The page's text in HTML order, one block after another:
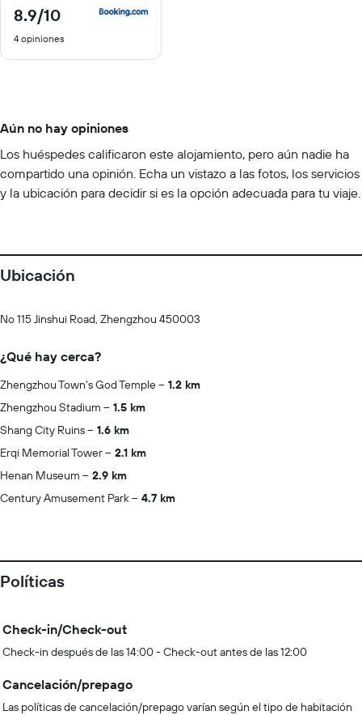
8.9/10
8.9
10
4 opiniones
Aún no hay opiniones
Los huéspedes calificaron este alojamiento, pero aún nadie ha
compartido una opinión. Echa un vistazo a las fotos, los servicios
y la ubicación para decidir si es la opción adecuada para tu viaje.
Ubicación
No 115 Jinshui Road, Zhengzhou 450003
¿Qué hay cerca?
Zhengzhou Town's God Temple
1.2 km
Zhengzhou Stadium
1.5 km
Shang City Ruins
1.6 km
Erqi Memorial Tower
2.1 km
Henan Museum
2.9 km
Century Amusement Park
4.7 km
Políticas
Check-in/Check-out
Check-in después de las 14:00 - Check-out antes de las 12:00
Cancelación/prepago
Las políticas de cancelación/prepago varían según el tipo de habitación